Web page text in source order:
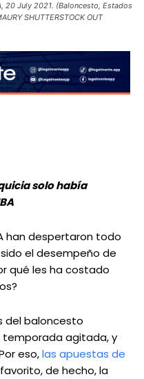
20 July 2021. (Baloncesto, Estados
SHUTTERSTOCK OUT
solo había
han despertaron todo
el desempeño de
qué les ha costado
del baloncesto
agitada, y
eso,las apuestas de
de hecho, la